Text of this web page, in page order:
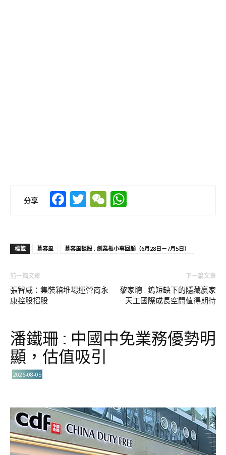
分享 Facebook
TwitterWeChat
標籤 慕容風 慕容風談股 : 創業板小事回顧（6月28日－7月5日）
前一篇文章
張智威：集裝箱堆場運營商永
康控股招股
下一篇文章
黎家聰 : 鎢短缺下的隱藏贏家
天工國際成長空間值得期待
潘鐵珊 : 中國中免業務優勢明
顯，估值吸引
2026-08-05